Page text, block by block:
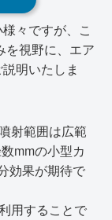
々ですが、こ
を視野に、エア
明いたしま
射範囲は広範
mmの小型カ
効果が期待で
用することで